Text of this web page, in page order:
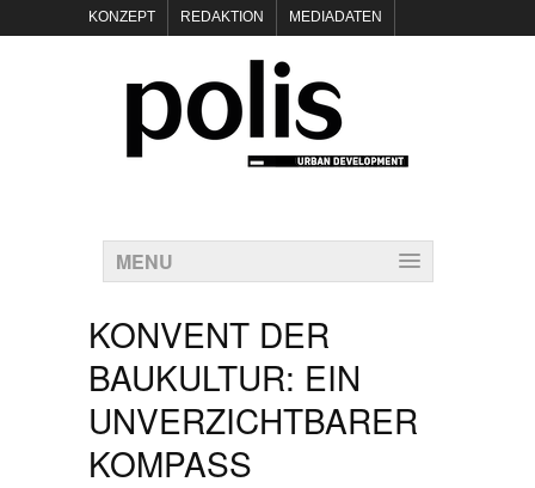
KONZEPT REDAKTION MEDIADATEN
POLIS KEYNOTES
KONTAKT DATENSCHUTZ IMPRESSUM
MENU
KONVENT DER
BAUKULTUR: EIN
UNVERZICHTBARER
KOMPASS